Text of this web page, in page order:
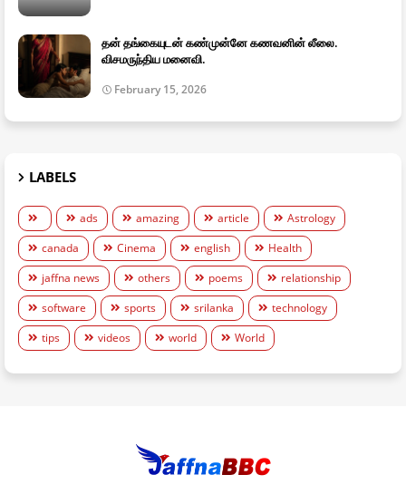
தன் தங்கையுடன் கண்முன்னே கணவனின் லீலை.
விசமருந்திய மனைவி.
February 15, 2026
LABELS
ads amazing article
Astrology
canada
Cinema english
Health
jaffna news
others poems
relationship
software
sports srilanka
technology
tips
videos world World